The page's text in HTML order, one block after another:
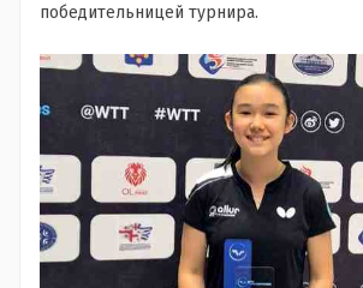
победительницей турнира.